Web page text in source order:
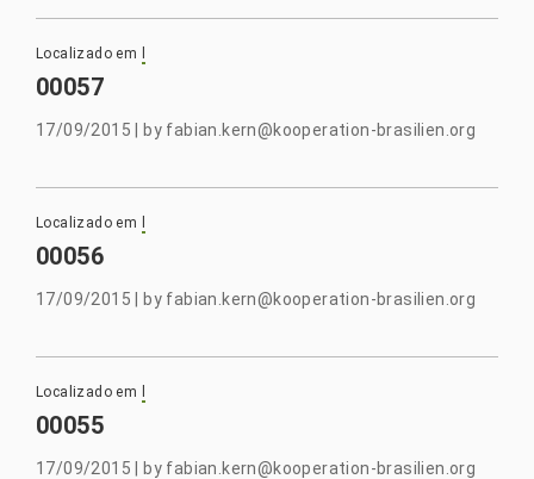
Localizado em
00057
17/09/2015 by fabian.kern@kooperation-brasilien.org
Localizado em
00056
17/09/2015 by fabian.kern@kooperation-brasilien.org
Localizado em
00055
17/09/2015 by fabian.kern@kooperation-brasilien.org